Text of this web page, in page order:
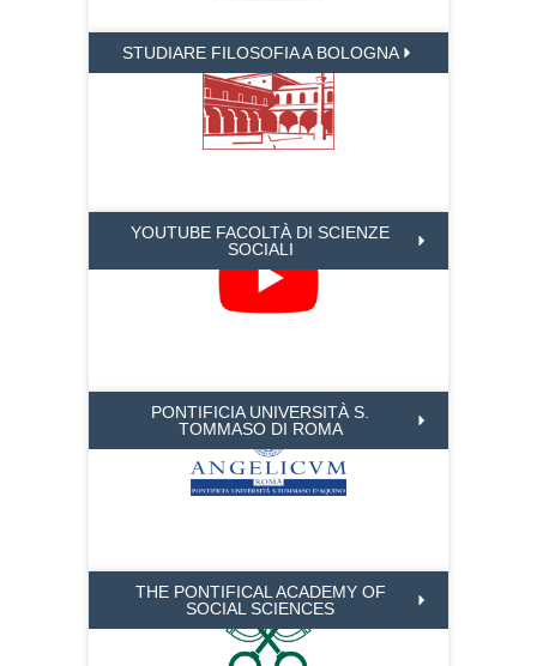
STUDIARE FILOSOFIA A BOLOGNA
YOUTUBE FACOLTÀ DI SCIENZE
SOCIALI
PONTIFICIA UNIVERSITÀ S.
TOMMASO DI ROMA
THE PONTIFICAL ACADEMY OF
SOCIAL SCIENCES